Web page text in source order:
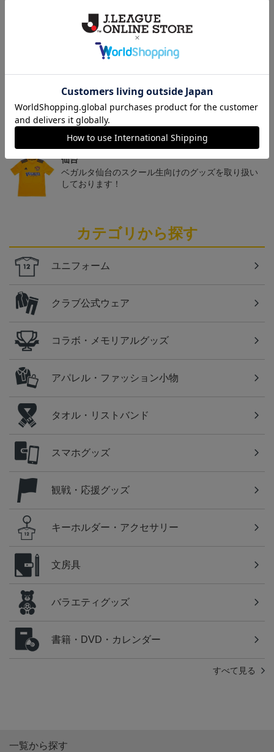
仙台
チームマスコットグッズは、サポーターやファン必
見！今すぐチェックしてみてください！
仙台
ベガルタ仙台のスクール生向けのグッズを取り扱い
しております！
カテゴリから探す
ユニフォーム
クラブ公式ウェア
コラボ・メモリアルグッズ
アパレル・ファッション小物
タオル・リストバンド
スマホグッズ
観戦・応援グッズ
キーホルダー・アクセサリー
文房具
バラエティグッズ
書籍・DVD・カレンダー
すべて見る
一覧から探す